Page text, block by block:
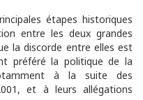
étapes historiques
entre les deux grandes
la discorde entre elles est
préféré la politique de la
à la suite des
et à leurs allégations